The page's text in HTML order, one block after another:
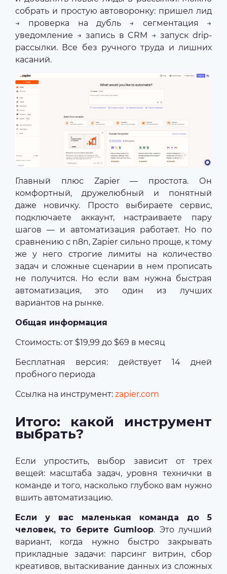
собрать и простую автоворонку: пришел лид
→ проверка на дубль → сегментация →
уведомление → запись в CRM → запуск drip-
рассылки. Все без ручного труда и лишних
касаний.
Главный плюс Zapier — простота. Он
комфортный, дружелюбный и понятный
даже новичку. Просто выбираете сервис,
подключаете аккаунт, настраиваете пару
шагов — и автоматизация работает. Но по
сравнению с n8n, Zapier сильно проще, к тому
же у него строгие лимиты на количество
задач и сложные сценарии в нем прописать
не получится. Но если вам нужна быстрая
автоматизация, это один из лучших
вариантов на рынке.
Общая информация
Стоимость: от $19,99 до $69 в месяц
Бесплатная версия: действует 14 дней
пробного периода
Ссылка на инструмент: zapier.com
Итого: какой инструмент
выбрать?
Если упростить, выбор зависит от трех
вещей: масштаба задач, уровня технички в
команде и того, насколько глубоко вам нужно
вшить автоматизацию.
Если у вас маленькая команда до 5
человек, то берите Gumloop. Это лучший
вариант, когда нужно быстро закрывать
прикладные задачи: парсинг витрин, сбор
креативов, вытаскивание данных из сложных